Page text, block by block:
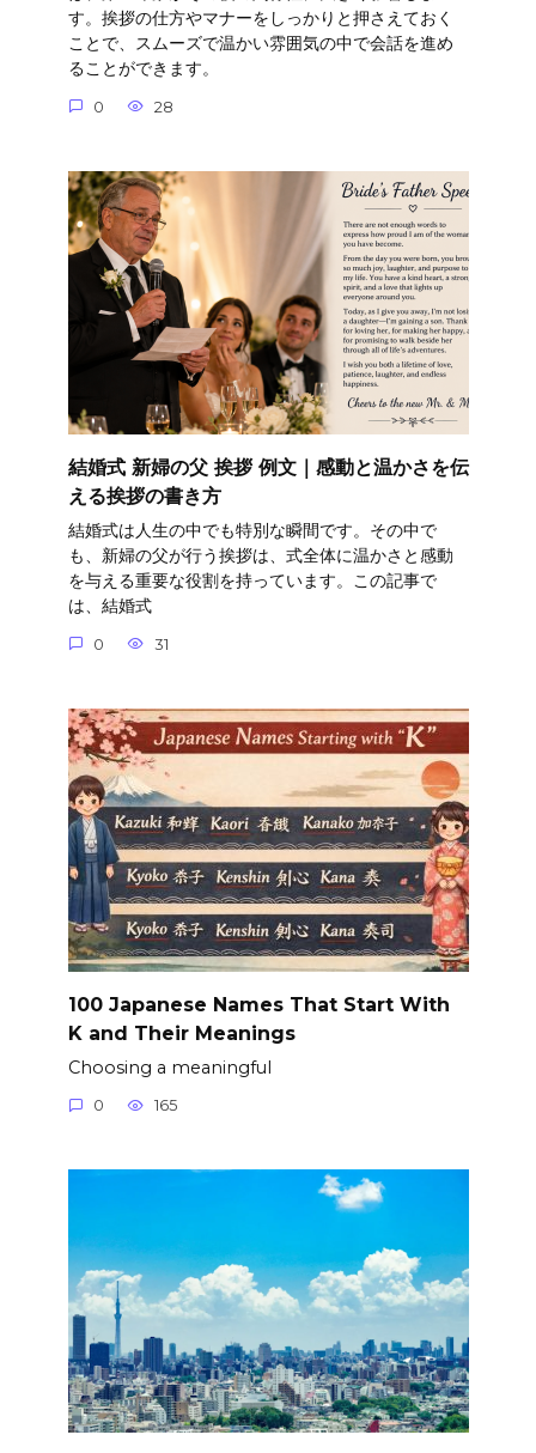
す。挨拶の仕方やマナーをしっかりと押さえておく
ことで、スムーズで温かい雰囲気の中で会話を進め
ることができます。
0 28
結婚式 新婦の父 挨拶 例文｜感動と温かさを伝
える挨拶の書き方
結婚式は人生の中でも特別な瞬間です。その中で
も、新婦の父が行う挨拶は、式全体に温かさと感動
を与える重要な役割を持っています。この記事で
は、結婚式
0 31
100 Japanese Names That Start With
K and Their Meanings
Choosing a meaningful
0 165